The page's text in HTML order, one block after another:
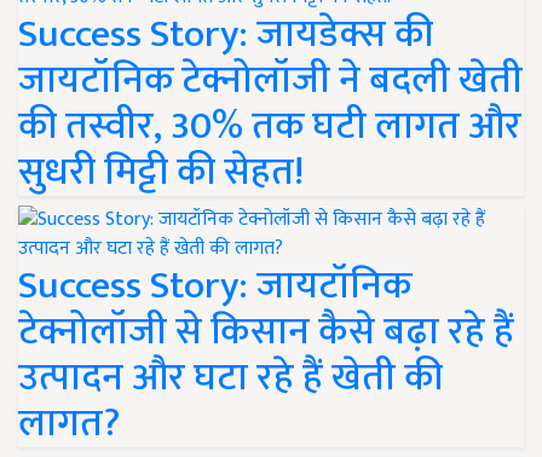
Success Story: जायडेक्स की
जायटॉनिक टेक्नोलॉजी ने बदली खेती
की तस्वीर, 30% तक घटी लागत और
सुधरी मिट्टी की सेहत!
Success Story: जायटॉनिक
टेक्नोलॉजी से किसान कैसे बढ़ा रहे हैं
उत्पादन और घटा रहे हैं खेती की
लागत?